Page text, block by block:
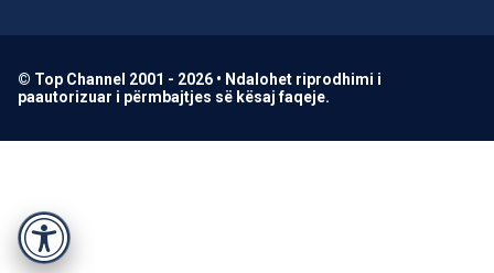
Accessibility
© Top Channel 2001 - 2026 • Ndalohet riprodhimi i
paautorizuar i përmbajtjes së kësaj faqeje.